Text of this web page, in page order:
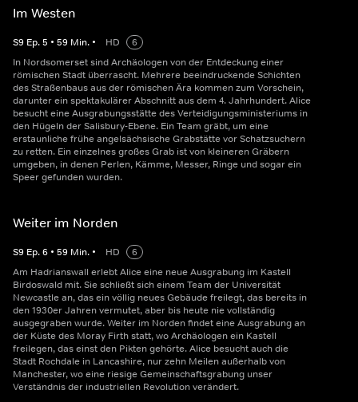
Im Westen
S9 Ep.5 • 59 Min. • HD
6
In Nordsomerset sind Archäologen von der Entdeckung einer
römischen Stadt überrascht. Mehrere beeindruckende Schichten
des Straßenbaus aus der römischen Ära kommen zum Vorschein,
darunter ein spektakulärer Abschnitt aus dem 4. Jahrhundert. Alice
besucht eine Ausgrabungsstätte des Verteidigungsministeriums in
den Hügeln der Salisbury-Ebene. Ein Team gräbt, um eine
erstaunliche frühe angelsächsische Grabstätte vor Schatzsuchern
zu retten. Ein einzelnes großes Grab ist von kleineren Gräbern
umgeben, in denen Perlen, Kämme, Messer, Ringe und sogar ein
Speer gefunden wurden.
Weiter im Norden
S9 Ep.6 • 59 Min. • HD
6
Am Hadrianswall erlebt Alice eine neue Ausgrabung im Kastell
Birdoswald mit. Sie schließt sich einem Team der Universität
Newcastle an, das ein völlig neues Gebäude freilegt, das bereits in
den 1930er Jahren vermutet, aber bis heute nie vollständig
ausgegraben wurde. Weiter im Norden findet eine Ausgrabung an
der Küste des Moray Firth statt, wo Archäologen ein Kastell
freilegen, das einst den Pikten gehörte. Alice besucht auch die
Stadt Rochdale in Lancashire, nur zehn Meilen außerhalb von
Manchester, wo eine riesige Gemeinschaftsgrabung unser
Verständnis der industriellen Revolution verändert.